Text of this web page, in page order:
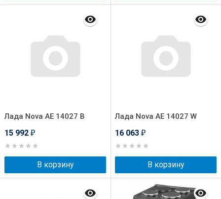
Лада Nova AE 14027 B
15 992 ₽
В корзину
Лада Nova AE 14027 W
16 063 ₽
В корзину